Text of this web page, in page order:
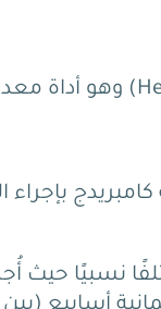
بإجراء
نسبيًا حيث